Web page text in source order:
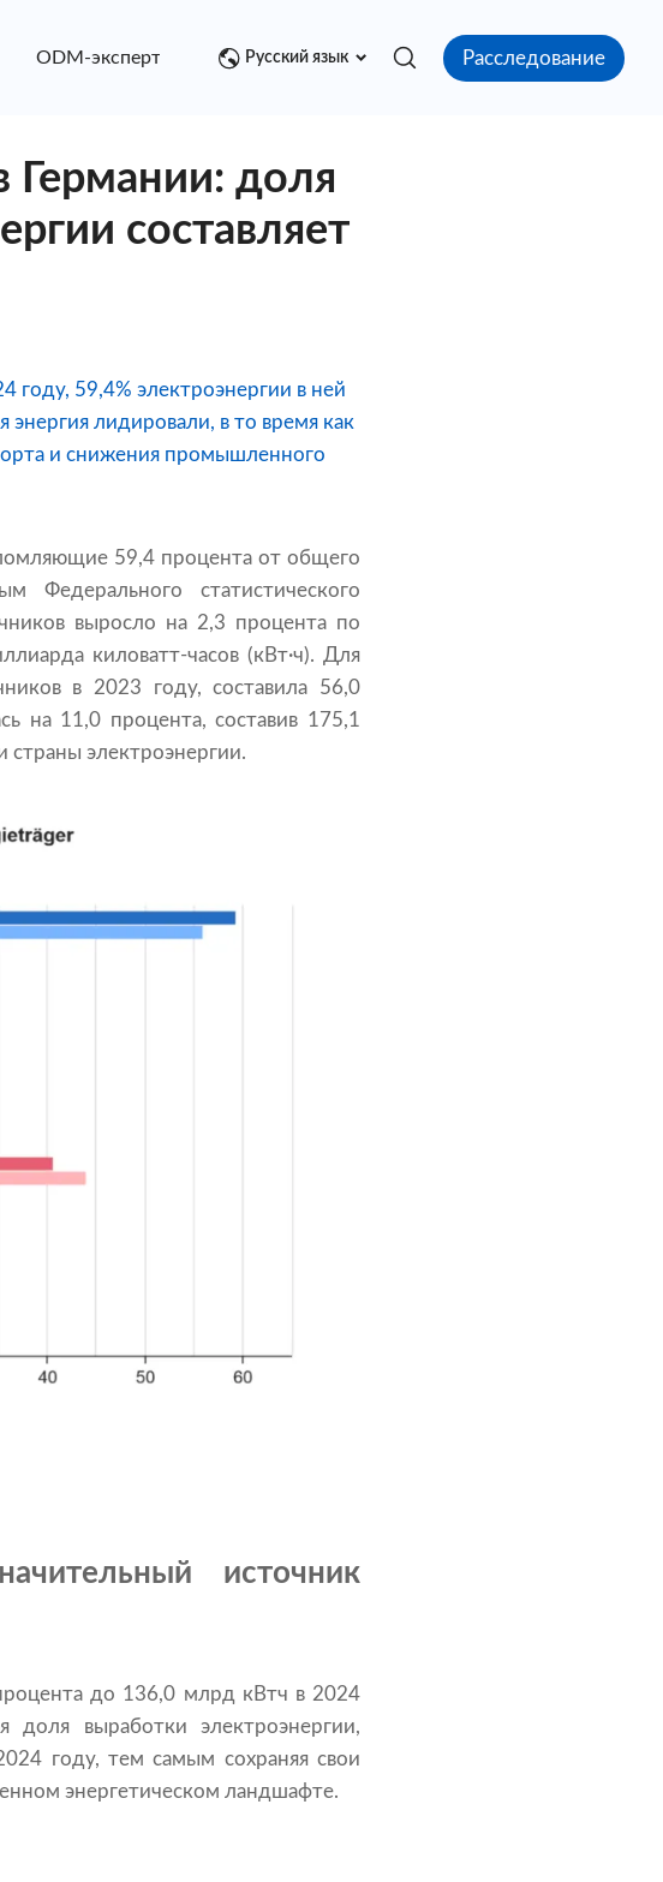
ODM-эксперт Медиа центр Контакт
Русский язык Расследование
Германии: доля
составляет
году, 59,4% электроэнергии в ней
лидировали, в то время как
и снижения промышленного
59,4 процента от общего
Федерального статистического
выросло на 2,3 процента по
киловатт-часов (кВт·ч). Для
в 2023 году, составила 56,0
на 11,0 процента, составив 175,1
страны электроэнергии.
источник
до 136,0 млрд кВтч в 2024
выработки электроэнергии,
году, тем самым сохраняя свои
энергетическом ландшафте.